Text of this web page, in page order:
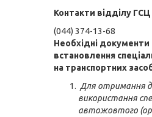
Контакти відділу
(044) 374-13-68
Необхідні
встановлення
на транспортних
Для отримання
використання
автожовтого